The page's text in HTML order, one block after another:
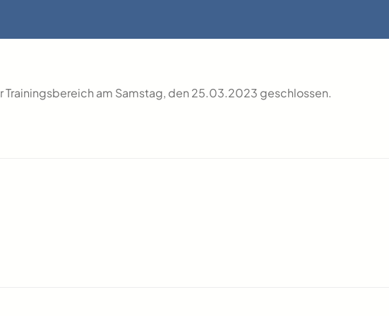
am Samstag, den 25.03.2023 geschlossen.